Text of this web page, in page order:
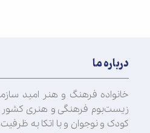
درباره ما
خانواده فرهنگ و هنر امید
زیست‌بوم فرهنگی و هنری کشور
کودک و نوجوان و با اتکا به